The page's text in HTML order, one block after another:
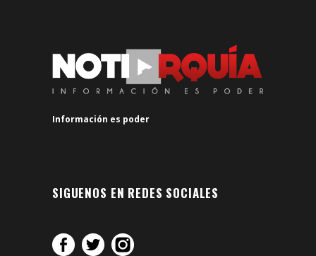
Información es poder
SIGUENOS EN REDES SOCIALES